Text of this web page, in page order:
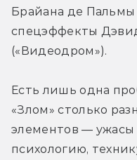
Брайана де
спецэффекты
(«Видеодром»).
Есть лишь одна
«Злом» столько
элементов —
психологию,